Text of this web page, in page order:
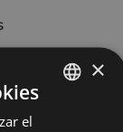
a de
×
el